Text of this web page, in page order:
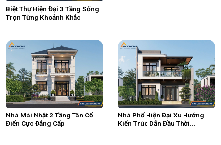
Biệt Thự Hiện Đại 3 Tầng Sống
Trọn Từng Khoảnh Khắc
Nhà Mái Nhật 2 Tầng Tân Cổ
Điển Cực Đẳng Cấp
Nhà Phố Hiện Đại Xu Hướng
Kiến Trúc Dẫn Đầu Thời...